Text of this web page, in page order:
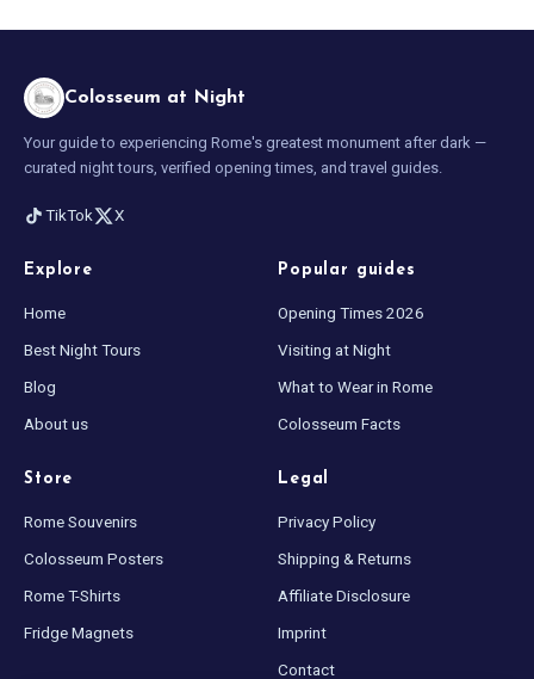
Colosseum at Night
Your guide to experiencing Rome's greatest monument after dark —
curated night tours, verified opening times, and travel guides.
TikTok X
Explore
Home
Best Night Tours
Blog
About us
Popular guides
Opening Times 2026
Visiting at Night
What to Wear in Rome
Colosseum Facts
Store
Rome Souvenirs
Colosseum Posters
Rome T-Shirts
Fridge Magnets
Legal
Privacy Policy
Shipping & Returns
Affiliate Disclosure
Imprint
Contact